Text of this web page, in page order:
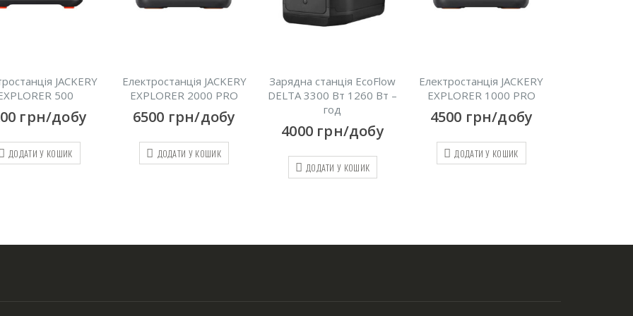
Електростанція JACKERY
EXPLORER 2000 PRO
6500грн/добу
ДОДАТИ У КОШИК
Зарядна станція EcoFlow
DELTA 3300 Вт 1260 Вт –
год
4000 грн/добу
ДОДАТИ У КОШИК
Електростанція JACKERY
EXPLORER 1000 PRO
4500 грн/добу
ДОДАТИ У КОШИК
Зарядна станція Ecoflow
River pro 1200Вт 720 Вт-
год
2800 грн/добу
ДОДАТИ У КОШИК